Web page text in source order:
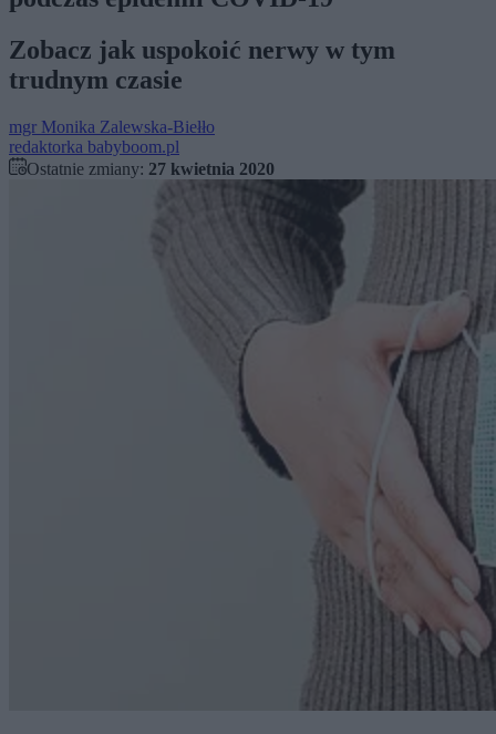
Zobacz jak uspokoić nerwy w tym
trudnym czasie
mgr Monika Zalewska-Biełło
redaktorka babyboom.pl
Ostatnie zmiany: 27 kwietnia 2020